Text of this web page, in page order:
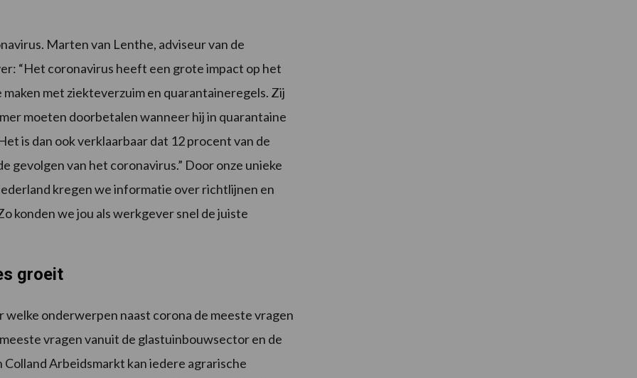
Marten van Lenthe, adviseur van de
“Het coronavirus heeft een grote impact op het
met ziekteverzuim en quarantaineregels. Zij
moeten doorbetalen wanneer hij in quarantaine
is dan ook verklaarbaar dat 12 procent van de
gevolgen van het coronavirus.” Door onze unieke
kregen we informatie over richtlijnen en
konden we jou als werkgever snel de juiste
groeit
onderwerpen naast corona de meeste vragen
vragen vanuit de glastuinbouwsector en de
Arbeidsmarkt kan iedere agrarische